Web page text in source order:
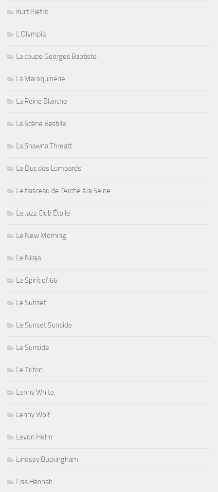
Kurt Pietro
L'Olympia
La coupe Georges Baptiste
La Maroquinerie
La Reine Blanche
La Scène Bastille
La Shawna Threatt
Le Duc des Lombards
Le faisceau de l'Arche à la Seine
Le Jazz Club Étoile
Le New Morning
Le Nilaja
Le Spirit of 66
Le Sunset
Le Sunset Sunside
Le Sunside
Le Triton
Lenny White
Lenny Wolf
Levon Helm
Lindsey Buckingham
Lisa Hannah